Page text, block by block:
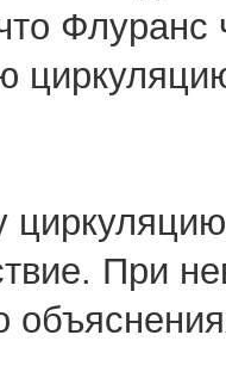
Флуранс
При